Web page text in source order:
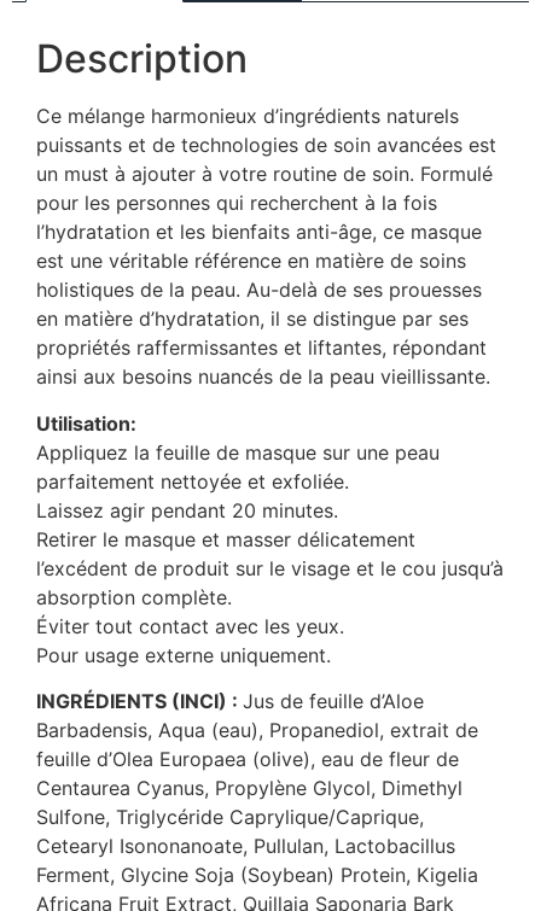
Description
Ce mélange harmonieux d’ingrédients naturels
puissants et de technologies de soin avancées est
un must à ajouter à votre routine de soin. Formulé
pour les personnes qui recherchent à la fois
l’hydratation et les bienfaits anti-âge, ce masque
est une véritable référence en matière de soins
holistiques de la peau. Au-delà de ses prouesses
en matière d’hydratation, il se distingue par ses
propriétés raffermissantes et liftantes, répondant
ainsi aux besoins nuancés de la peau vieillissante.
Utilisation:
Appliquez la feuille de masque sur une peau
parfaitement nettoyée et exfoliée.
Laissez agir pendant 20 minutes.
Retirer le masque et masser délicatement
l’excédent de produit sur le visage et le cou jusqu’à
absorption complète.
Éviter tout contact avec les yeux.
Pour usage externe uniquement.
INGRÉDIENTS (INCI) : Jus de feuille d’Aloe
Barbadensis, Aqua (eau), Propanediol, extrait de
feuille d’Olea Europaea (olive), eau de fleur de
Centaurea Cyanus, Propylène Glycol, Dimethyl
Sulfone, Triglycéride Caprylique/Caprique,
Cetearyl Isononanoate, Pullulan, Lactobacillus
Ferment, Glycine Soja (Soybean) Protein, Kigelia
Africana Fruit Extract, Quillaja Saponaria Bark